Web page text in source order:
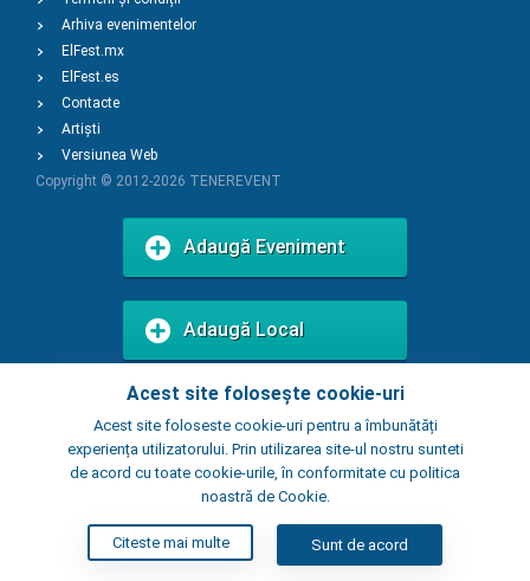
Acest site folosește cookie-uri
Acest site foloseste cookie-uri pentru a îmbunătăți
experiența utilizatorului. Prin utilizarea site-ul nostru sunteti
de acord cu toate cookie-urile, în conformitate cu politica
noastră de Cookie.
Citeste mai multe Sunt de acord
Arhiva evenimentelor
ElFest.mx
ElFest.es
Contacte
Artiști
Versiunea Web
Copyright © 2012-2026 TENEREVENT
Adaugă Eveniment
Adaugă Local